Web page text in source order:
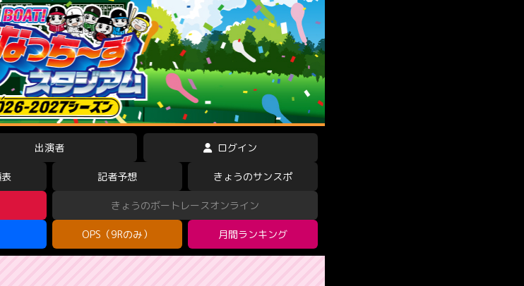
出演者 ログイン
記者予想 きょうのサンスポ
きょうのボートレースオンライン
OPS（9Rのみ） 月間ランキング